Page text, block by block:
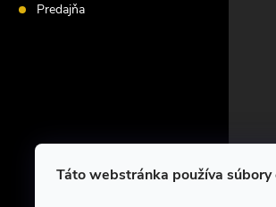
Táto webstránka používa súbory
Predajňa